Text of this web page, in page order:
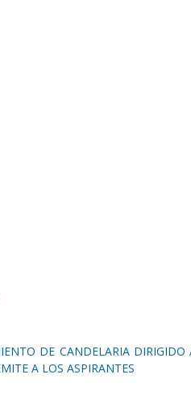
DE CANDELARIA DIRIGIDO
A LOS ASPIRANTES